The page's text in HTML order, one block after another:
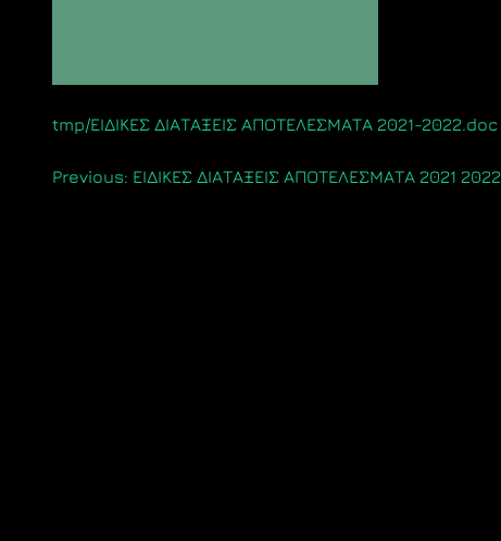
tmp/ΕΙΔΙΚΕΣ ΔΙΑΤΑΞΕΙΣ ΑΠΟΤΕΛΕΣΜΑΤΑ 2021-2022.doc
Πλοήγηση
Previous: ΕΙΔΙΚΕΣ ΔΙΑΤΑΞΕΙΣ ΑΠΟΤΕΛΕΣΜΑΤΑ 2021 2022